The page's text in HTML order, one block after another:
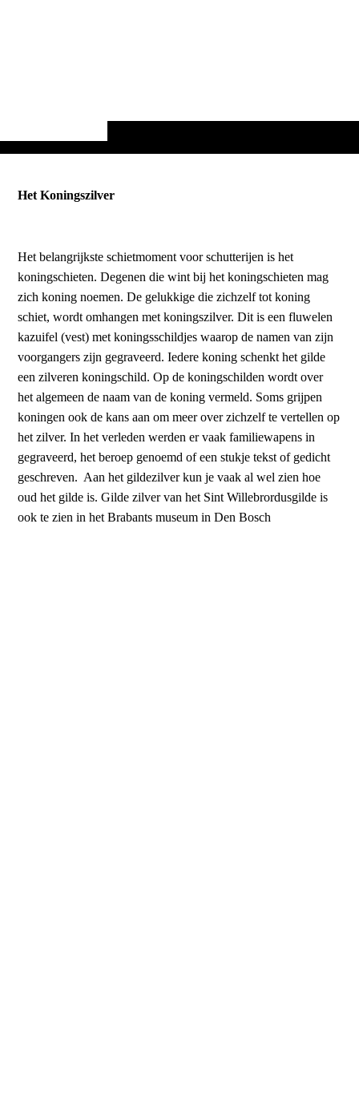
Het Koningszilver
Het belangrijkste schietmoment voor schutterijen is het
koningschieten. Degenen die wint bij het koningschieten mag
zich koning noemen. De gelukkige die zichzelf tot koning
schiet, wordt omhangen met koningszilver. Dit is een fluwelen
kazuifel (vest) met koningsschildjes waarop de namen van zijn
voorgangers zijn gegraveerd. Iedere koning schenkt het gilde
een zilveren koningschild. Op de koningschilden wordt over
het algemeen de naam van de koning vermeld. Soms grijpen
koningen ook de kans aan om meer over zichzelf te vertellen op
het zilver. In het verleden werden er vaak familiewapens in
gegraveerd, het beroep genoemd of een stukje tekst of gedicht
geschreven. Aan het gildezilver kun je vaak al wel zien hoe
oud het gilde is. Gilde zilver van het Sint Willebrordusgilde is
ook te zien in het Brabants museum in Den Bosch